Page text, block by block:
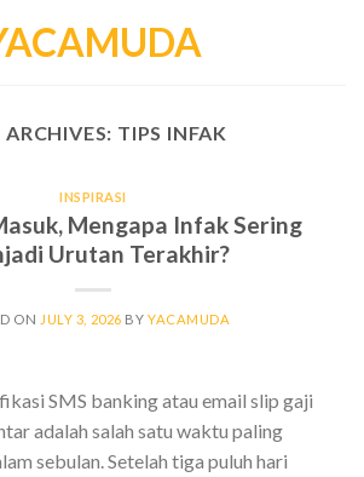
ARCHIVES: TIPS INFAK
INSPIRASI
Mengapa Infak Sering
Urutan Terakhir?
ON JULY 3, 2026 BYYACAMUDA
SMS banking atau email slip gaji
adalah salah satu waktu paling
sebulan. Setelah tiga puluh hari